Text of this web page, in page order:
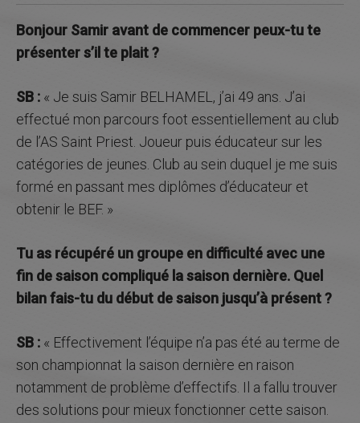
Bonjour Samir avant de commencer peux-tu te
présenter s’il te plait ?
SB : « Je suis Samir BELHAMEL, j’ai 49 ans. J’ai
effectué mon parcours foot essentiellement au club
de l’AS Saint Priest. Joueur puis éducateur sur les
catégories de jeunes. Club au sein duquel je me suis
formé en passant mes diplômes d’éducateur et
obtenir le BEF. »
Tu as récupéré un groupe en difficulté avec une
fin de saison compliqué la saison dernière. Quel
bilan fais-tu du début de saison jusqu’à présent ?
SB : « Effectivement l’équipe n’a pas été au terme de
son championnat la saison dernière en raison
notamment de problème d’effectifs. Il a fallu trouver
des solutions pour mieux fonctionner cette saison.